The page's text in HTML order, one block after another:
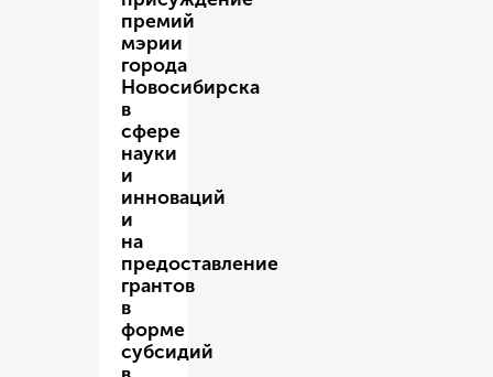
премий
мэрии
города
Новосибирска
в
сфере
науки
и
инноваций
и
на
предоставление
грантов
в
форме
субсидий